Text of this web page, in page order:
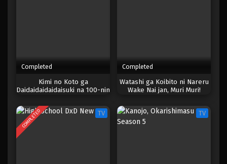
Completed
Kimi no Koto ga
Daidaidaidaidaisuki na 100-nin
Completed
Watashi ga Koibito ni Nareru
Wake Nai jan, Muri Muri!
COMPLETED TV TV